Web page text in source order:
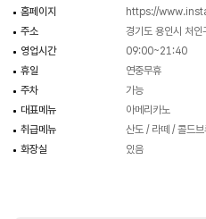
홈페이지
https://
주소
경기도 용인시 처
영업시간
09:00~21:40
휴일
연중무휴
주차
가능
대표메뉴
아메리카노
취급메뉴
산도 / 라떼 / 콜드
화장실
있음